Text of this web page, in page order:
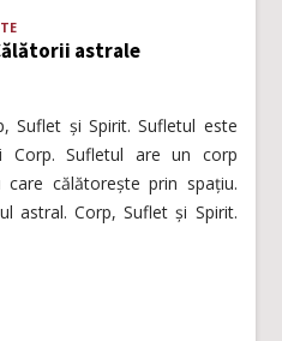
astrale
Suflet şi Spirit. Sufletul este
Corp. Sufletul are un corp
călătoreşte prin spaţiu.
astral. Corp, Suflet şi Spirit.